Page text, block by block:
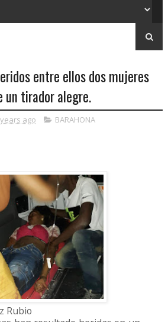
entre ellos dos mujeres
un tirador alegre.
ago BARAHONA
Rubio